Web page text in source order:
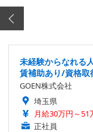
未経験からなれる
賃補助あり/資格取
GOEN株式会社
埼玉県
月給30万円～51
正社員